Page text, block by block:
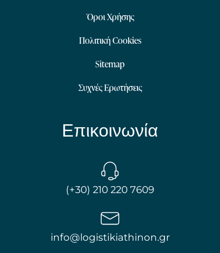
Όροι Χρήσης
Πολιτική Cookies
Sitemap
Συχνές Ερωτήσεις
Επικοινωνία
(+30) 210 220 7609
info@logistikiathinon.gr